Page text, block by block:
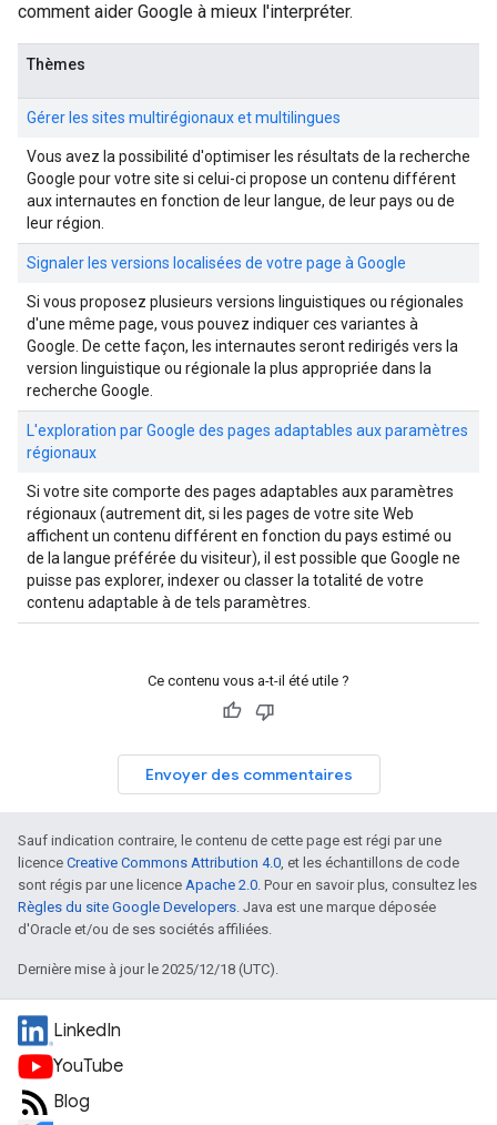
comment aider Google à mieux l'interpréter.
Thèmes
Gérer les sites multirégionaux et multilingues
Vous avez la possibilité d'optimiser les résultats de la recherche
Google pour votre site si celui-ci propose un contenu différent
aux internautes en fonction de leur langue, de leur pays ou de
leur région.
Signaler les versions localisées de votre page à Google
Si vous proposez plusieurs versions linguistiques ou régionales
d'une même page, vous pouvez indiquer ces variantes à
Google. De cette façon, les internautes seront redirigés vers la
version linguistique ou régionale la plus appropriée dans la
recherche Google.
L'exploration par Google des pages adaptables aux paramètres
régionaux
Si votre site comporte des pages adaptables aux paramètres
régionaux (autrement dit, si les pages de votre site Web
affichent un contenu différent en fonction du pays estimé ou
de la langue préférée du visiteur), il est possible que Google ne
puisse pas explorer, indexer ou classer la totalité de votre
contenu adaptable à de tels paramètres.
Ce contenu vous a-t-il été utile ?
Envoyer des commentaires
Sauf indication contraire, le contenu de cette page est régi par une
licence Creative Commons Attribution 4.0, et les échantillons de code
sont régis par une licence Apache 2.0. Pour en savoir plus, consultez les
Règles du site Google Developers. Java est une marque déposée
d'Oracle et/ou de ses sociétés affiliées.
Dernière mise à jour le 2025/12/18 (UTC).
LinkedIn
YouTube
Blog